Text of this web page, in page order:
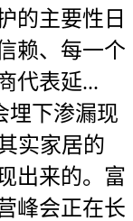
的主要性日
赖、每一个
代表延...
埋下渗漏现
实家居的
出来的。富
峰会正在长